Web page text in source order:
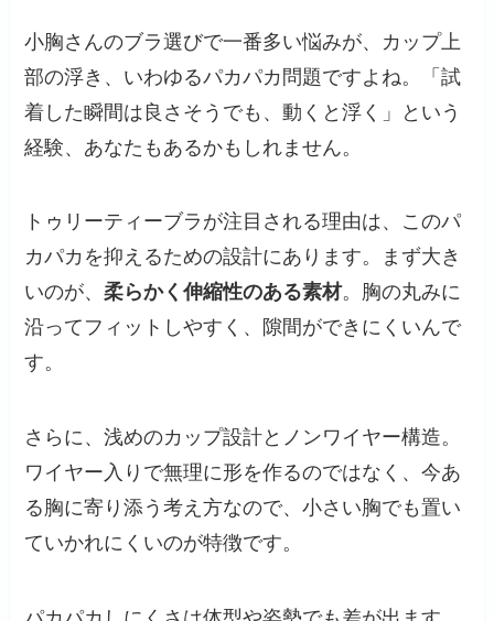
小胸さんのブラ選びで一番多い悩みが、カップ上
部の浮き、いわゆるパカパカ問題ですよね。「試
着した瞬間は良さそうでも、動くと浮く」という
経験、あなたもあるかもしれません。
トゥリーティーブラが注目される理由は、このパ
カパカを抑えるための設計にあります。まず大き
いのが、柔らかく伸縮性のある素材。胸の丸みに
沿ってフィットしやすく、隙間ができにくいんで
す。
さらに、浅めのカップ設計とノンワイヤー構造。
ワイヤー入りで無理に形を作るのではなく、今あ
る胸に寄り添う考え方なので、小さい胸でも置い
ていかれにくいのが特徴です。